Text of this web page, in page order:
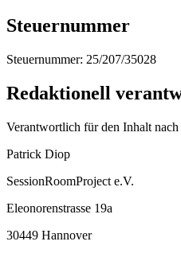
Steuernummer
Steuernummer: 25/207/35028
Redaktionell
Verantwortlich für den Inhalt
Patrick Diop
SessionRoomProject e.V.
Eleonorenstrasse 19a
30449 Hannover